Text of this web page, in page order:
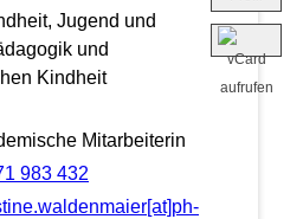
Jugend und
und
Kindheit
Mitarbeiterin
983 432